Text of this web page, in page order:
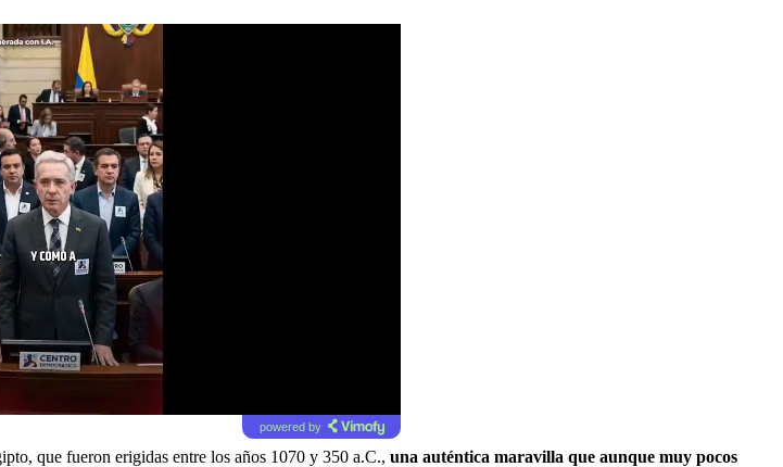
powered by
que fueron erigidas entre los años 1070 y 350 a.C., una auténtica maravilla que aunque muy pocos